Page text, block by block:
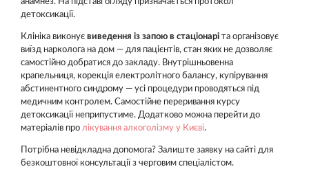
детоксикації.
Клініка виконує виведення із запою в стаціонарі та організовує
виїзд нарколога на дом — для пацієнтів, стан яких не дозволяє
самостійно добратися до закладу. Внутрішньовенна
крапельниця, корекція електролітного балансу, купірування
абстинентного синдрому — усі процедури проводяться під
медичним контролем. Самостійне переривання курсу
детоксикації неприпустиме. Додатково можна перейти до
матеріалів про лікування алкоголізму у Києві.
Потрібна невідкладна допомога? Залиште заявку на сайті для
безкоштовної консультації з черговим спеціалістом.